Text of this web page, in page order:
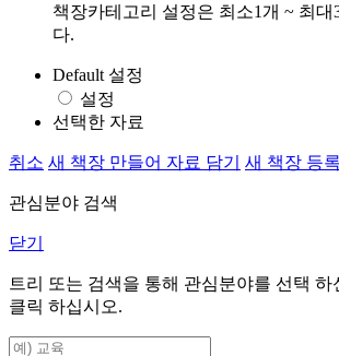
책장카테고리 설정은 최소1개 ~ 최대
다.
Default 설정
설정
선택한 자료
취소 새 책장 만들어 자료 담기 새 책장 등록
관심분야 검색
닫기
트리 또는 검색을 통해 관심분야를 선택 하
클릭 하십시오.